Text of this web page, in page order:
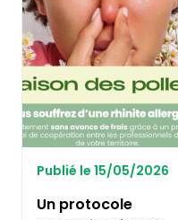
Publié le 15/05/2026
Un protocole